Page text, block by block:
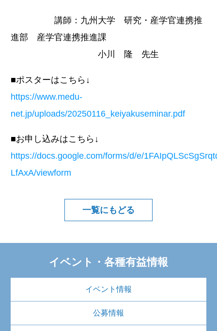
講師：九州大学 研究・産学官連携推
進部 産学官連携推進課
小川 隆 先生
■ポスターはこちら↓
https://www.medu-
net.jp/uploads/20250116_keiyakuseminar.pdf
■お申し込みはこちら↓
https://docs.google.com/forms/d/e/
LfAxA/viewform
一覧にもどる
イベント・各種有益情報
イベント情報
公募情報